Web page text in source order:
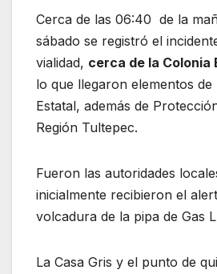
Cerca de las 06:40 de la
sábado se registró el
vialidad, cerca de la Colonia
lo que llegaron elementos
Estatal, además de
Región Tultepec.
Fueron las autoridades
inicialmente recibieron el
volcadura de la pipa de Gas
La Casa Gris y el punto de